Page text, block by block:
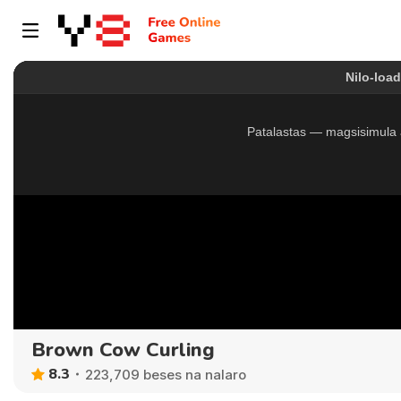
Brown Cow Curling
8.3 223,709 beses na nalaro